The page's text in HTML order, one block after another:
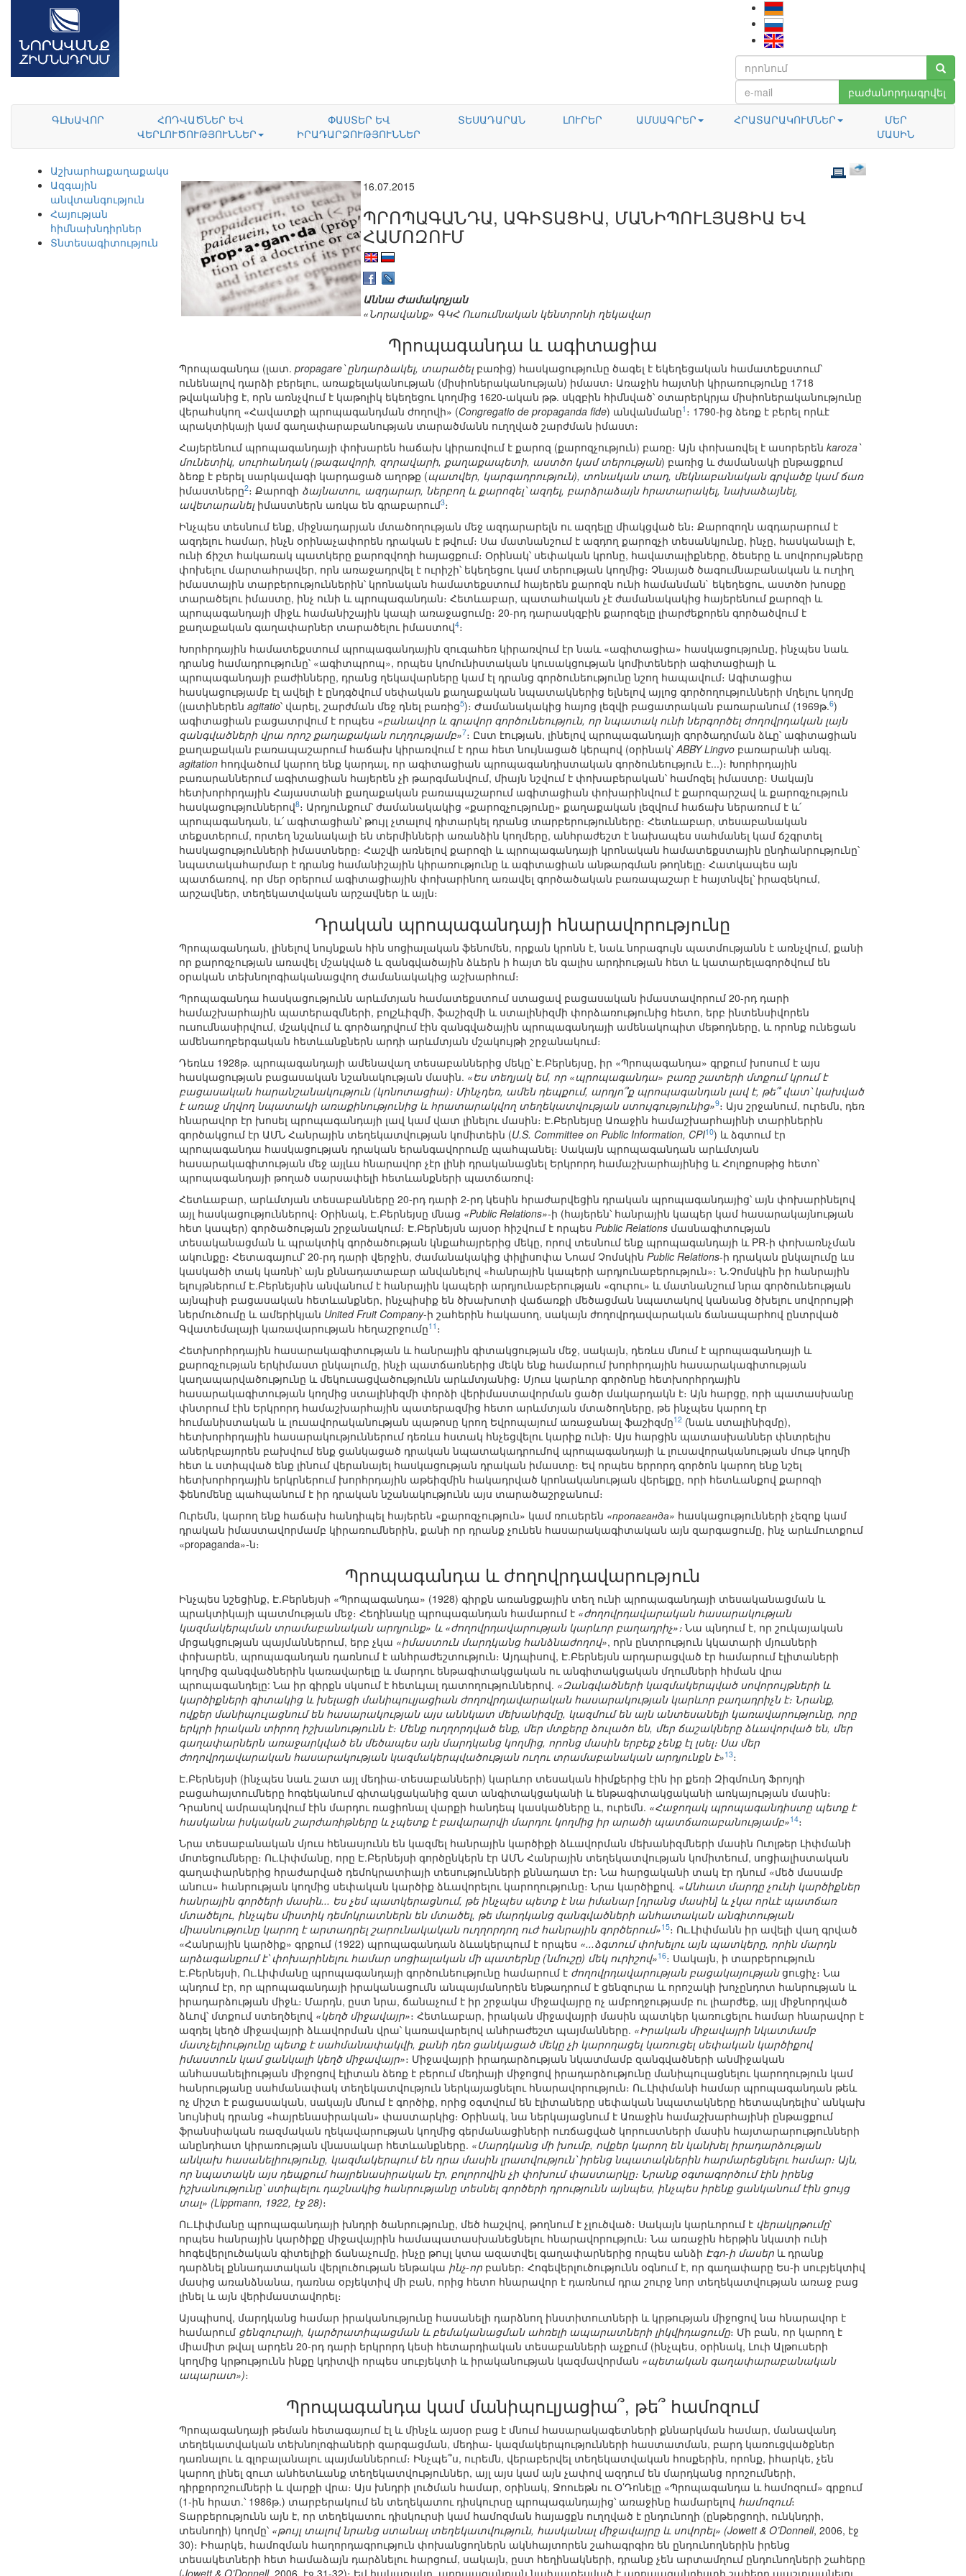
բաժանորդագրվել
ԳԼԽԱՎՈՐ
ՀՈԴՎԱԾՆԵՐ ԵՎ
ՎԵՐԼՈՒԾՈՒԹՅՈՒՆՆԵՐ
ՓԱՍՏԵՐ ԵՎ
ԻՐԱԴԱՐՁՈՒԹՅՈՒՆՆԵՐ
ՏԵՍԱԴԱՐԱՆ ԼՈՒՐԵՐ ԱՄՍԱԳՐԵՐ ՀՐԱՏԱՐԱԿՈՒՄՆԵՐ
ՄԵՐ
ՄԱՍԻՆ
Աշխարհաքաղաքականություն
Ազգային
անվտանգություն
Հայության
հիմնախնդիրներ
Տնտեսագիտություն
16.07.2015
ՊՐՈՊԱԳԱՆԴԱ, ԱԳԻՏԱՑԻԱ, ՄԱՆԻՊՈՒԼՅԱՑԻԱ ԵՎ
ՀԱՄՈԶՈՒՄ
Աննա Ժամակոչյան
«Նորավանք» ԳԿՀ Ուսումնական կենտրոնի ղեկավար
Պրոպագանդա և ագիտացիա
Պրոպագանդա (լատ. propagare՝ ընդարձակել, տարածելբառից) հասկացությունը ծագել է եկեղեցական համատեքստում՝
ունենալով դարձի բերելու, առաքելականության (միսիոներականության) իմաստ։ Առաջին հայտնի կիրառությունը 1718
թվականից է, որն առնչվում է կաթոլիկ եկեղեցու կողմից 1620-ական թթ. սկզբին հիմնված՝ օտարերկրյա միսիոներականությունը
վերահսկող «Հավատքի պրոպագանդման ժողովի» (Congregatio de propaganda fide) անվանմանը1 ։ 1790-ից ձեռք է բերել որևէ
պրակտիկայի կամ գաղափարաբանության տարածմանն ուղղված շարժման իմաստ։
Հայերենում պրոպագանդայի փոխարեն հաճախ կիրառվում է քարոզ (քարոզչություն) բառը։ Այն փոխառվել է ասորերեն karoza՝
մունետիկ, սուրհանդակ (թագավորի, զորավարի, քաղաքապետի, աստծո կամ տերության) բառից և ժամանակի ընթացքում
ձեռք է բերել սարկավագի կարդացած աղոթք (պատվեր, կարգադրություն), տոնական տաղ, մեկնաբանական գրվածք կամ ճառ
իմաստները2։ Քարոզի ձայնատու, ազդարար, ներբող և քարոզել՝ ազդել, բարձրաձայն հրատարակել, նախաձայնել,
ավետարանելիմաստներն առկա են գրաբարում3։
Ինչպես տեսնում ենք, միջնադարյան մտածողության մեջ ազդարարելն ու ազդելը միակցված են։ Քարոզողն ազդարարում է
ազդելու համար, ինչն օրինաչափորեն դրական է թվում։ Սա մատնանշում է ազդող քարոզչի տեսանկյունը, ինչը, հասկանալի է,
ունի ճիշտ հակառակ պատկերը քարոզվողի հայացքում։ Օրինակ՝ սեփական կրոնը, հավատալիքները, ծեսերը և սովորույթները
փոխելու մարտահրավեր, որն առաջադրվել է ուրիշի՝ եկեղեցու կամ տերության կողմից։ Չնայած ծագումնաբանական և ուղիղ
իմաստային տարբերություններին՝ կրոնական համատեքստում հայերեն քարոզն ունի համանման` եկեղեցու, աստծո խոսքը
տարածելու իմաստը, ինչ ունի և պրոպագանդան։ Հետևաբար, պատահական չէ ժամանակակից հայերենում քարոզի և
պրոպագանդայի միջև համանիշային կապի առաջացումը։ 20-րդ դարասկզբին քարոզելը լիարժեքորեն գործածվում է
քաղաքական գաղափարներ տարածելու իմաստով4։
Խորհրդային համատեքստում պրոպագանդային զուգահեռ կիրառվում էր նաև «ագիտացիա» հասկացությունը, ինչպես նաև
դրանց համադրությունը՝ «ագիտպրոպ», որպես կոմունիստական կուսակցության կոմիտեների ագիտացիայի և
պրոպագանդայի բաժինները, դրանց ղեկավարները կամ էլ դրանց գործունեությունը նշող հապավում։ Ագիտացիա
հասկացությամբ էլ ավելի է ընդգծվում սեփական քաղաքական նպատակներից ելնելով այլոց գործողությունների մղելու կողմը
(լատիներեն agitatio՝ վարել, շարժման մեջ դնել բառից5)։ Ժամանակակից հայոց լեզվի բացատրական բառարանում (1969թ.6)
ագիտացիան բացատրվում է որպես «բանավոր և գրավոր գործունեություն, որ նպատակ ունի ներգործել ժողովրդական լայն
զանգվածների վրա որոշ քաղաքական ուղղությամբ»7։ Ըստ էության, լինելով պրոպագանդայի գործադրման ձևը՝ ագիտացիան
քաղաքական բառապաշարում հաճախ կիրառվում է դրա հետ նույնացած կերպով (օրինակ՝ABBY Lingvo բառարանի անգլ.
agitation հոդվածում կարող ենք կարդալ, որ ագիտացիան պրոպագանդիստական գործունեություն է...)։ Խորհրդային
բառարաններում ագիտացիան հայերեն չի թարգմանվում, միայն նշվում է փոխաբերական՝ համոզել իմաստը։ Սակայն
հետխորհրդային Հայաստանի քաղաքական բառապաշարում ագիտացիան փոխարինվում է քարոզարշավ և քարոզչություն
հասկացություններով8։ Արդյունքում՝ ժամանակակից «քարոզչությունը» քաղաքական լեզվում հաճախ ներառում է և՛
պրոպագանդան, և՛ ագիտացիան՝ թույլ չտալով դիտարկել դրանց տարբերությունները։ Հետևաբար, տեսաբանական
տեքստերում, որտեղ նշանակալի են տերմինների առանձին կողմերը, անհրաժեշտ է նախապես սահմանել կամ ճշգրտել
հասկացությունների իմաստները։ Հաշվի առնելով քարոզի և պրոպագանդայի կրոնական համատեքստային ընդհանրությունը՝
նպատակահարմար է դրանց համանիշային կիրառությունը և ագիտացիան անթարգման թողնելը։ Հատկապես այն
պատճառով, որ մեր օրերում ագիտացիային փոխարինող առավել գործածական բառապաշար է հայտնվել՝ իրազեկում,
արշավներ, տեղեկատվական արշավներ և այլն։
Դրական պրոպագանդայի հնարավորությունը
Պրոպագանդան, լինելով նույնքան հին սոցիալական ֆենոմեն, որքան կրոնն է, նաև նորագույն պատմությանն է առնչվում, քանի
որ քարոզչության առավել մշակված և զանգվածային ձևերն ի հայտ են գալիս արդիության հետ և կատարելագործվում են
օրական տեխնոլոգիականացվող ժամանակակից աշխարհում։
Պրոպագանդա հասկացությունն արևմտյան համատեքստում ստացավ բացասական իմաստավորում 20-րդ դարի
համաշխարհային պատերազմների, բոլշևիզմի, ֆաշիզմի և ստալինիզմի փորձառությունից հետո, երբ ինտենսիվորեն
ուսումնասիրվում, մշակվում և գործադրվում էին զանգվածային պրոպագանդայի ամենակոպիտ մեթոդները, և որոնք ունեցան
ամենաողբերգական հետևանքներն արդի արևմտյան մշակույթի շրջանակում։
Դեռևս 1928թ. պրոպագանդայի ամենավաղ տեսաբաններից մեկը՝ Է.Բերնեյսը, իր «Պրոպագանդա» գրքում խոսում է այս
հասկացության բացասական նշանակության մասին. «Ես տեղյակ եմ, որ «պրոպագանդա» բառը շատերի մտքում կրում է
բացասական հարանշանակություն (կոնոտացիա)։ Մինչդեռ, ամեն դեպքում, արդյո՞ք պրոպագանդան լավ է, թե՞ վատ՝ կախված
է առաջ մղվող նպատակի առաքինությունից և հրատարակվող տեղեկատվության ստույգությունից»9։ Այս շրջանում, ուրեմն, դեռ
հնարավոր էր խոսել պրոպագանդայի լավ կամ վատ լինելու մասին։ Է.Բերնեյսը Առաջին համաշխարհայինի տարիներին
գործակցում էր ԱՄՆ Հանրային տեղեկատվության կոմիտեին (U.S. Committee on Public Information, CPI10) և ձգտում էր
պրոպագանդա հասկացության դրական երանգավորումը պահպանել։ Սակայն պրոպագանդան արևմտյան
հասարակագիտության մեջ այլևս հնարավոր չէր լինի դրականացնել Երկրորդ համաշխարհայինից և Հոլոքոսթից հետո՝
պրոպագանդայի թողած սարսափելի հետևանքների պատճառով։
Հետևաբար, արևմտյան տեսաբանները 20-րդ դարի 2-րդ կեսին հրաժարվեցին դրական պրոպագանդայից՝ այն փոխարինելով
այլ հասկացություններով։ Օրինակ, Է.Բերնեյսը մնաց «Public Relations»-ի (հայերեն՝ հանրային կապեր կամ հասարակայնության
հետ կապեր) գործածության շրջանակում։ Է.Բերնեյսն այսօր հիշվում է որպես Public Relations մասնագիտության
տեսականացման և պրակտիկ գործածության կնքահայրերից մեկը, որով տեսնում ենք պրոպագանդայի և PR-ի փոխառնչման
ակունքը։ Հետագայում՝ 20-րդ դարի վերջին, ժամանակակից փիլիսոփա Նոամ Չոմսկին Public Relations-ի դրական ընկալումը ևս
կասկածի տակ կառնի՝ այն քննադատաբար անվանելով «հանրային կապերի արդյունաբերություն»։ Ն.Չոմսկին իր հանրային
ելույթներում Է.Բերնեյսին անվանում է հանրային կապերի արդյունաբերության «գուրու» և մատնանշում նրա գործունեության
այնպիսի բացասական հետևանքներ, ինչպիսիք են ծխախոտի վաճառքի մեծացման նպատակով կանանց ծխելու սովորույթի
ներմուծումը և ամերիկյան United Fruit Company-ի շահերին հակասող, սակայն ժողովրդավարական ճանապարհով ընտրված
Գվատեմալայի կառավարության հեղաշրջումը11 ։
Հետխորհրդային հասարակագիտության և հանրային գիտակցության մեջ, սակայն, դեռևս մնում է պրոպագանդայի և
քարոզչության երկիմաստ ընկալումը, ինչի պատճառներից մեկն ենք համարում խորհրդային հասարակագիտության
կաղապարվածությունը և մեկուսացվածությունն արևմտյանից։ Մյուս կարևոր գործոնը հետխորհրդային
հասարակագիտության կողմից ստալինիզմի փորձի վերիմաստավորման ցածր մակարդակն է։ Այն հարցը, որի պատասխանը
փնտրում էին Երկրորդ համաշխարհային պատերազմից հետո արևմտյան մտածողները, թե ինչպես կարող էր
հումանիստական և լուսավորականության պաթոսը կրող Եվրոպայում առաջանալ ֆաշիզմը12 (նաև ստալինիզմը),
հետխորհրդային հասարակություններում դեռևս հստակ հնչեցվելու կարիք ունի։ Այս հարցին պատասխաններ փնտրելիս
աներկբայորեն բախվում ենք ցանկացած դրական նպատակադրումով պրոպագանդայի և լուսավորականության մութ կողմի
հետ և ստիպված ենք լինում վերանայել հասկացության դրական իմաստը։ Եվ որպես երրորդ գործոն կարող ենք նշել
հետխորհրդային երկրներում խորհրդային աթեիզմին հակադրված կրոնականության վերելքը, որի հետևանքով քարոզի
ֆենոմենը պահպանում է իր դրական նշանակությունն այս տարածաշրջանում։
Ուրեմն, կարող ենք հաճախ հանդիպել հայերեն «քարոզչություն» կամ ռուսերեն «пропаганда» հասկացությունների չեզոք կամ
դրական իմաստավորմամբ կիրառումներին, քանի որ դրանք չունեն հասարակագիտական այն զարգացումը, ինչ արևմուտքում
«propaganda»-ն։
Պրոպագանդա և ժողովրդավարություն
Ինչպես նշեցինք, Է.Բերնեյսի «Պրոպագանդա» (1928) գիրքն առանցքային տեղ ունի պրոպագանդայի տեսականացման և
պրակտիկայի պատմության մեջ։ Հեղինակը պրոպագանդան համարում է «ժողովրդավարական հասարակության
կազմակերպման տրամաբանական արդյունք» և «ժողովրդավարության կարևոր բաղադրիչ»։ Նա պնդում է, որ շուկայական
մրցակցության պայմաններում, երբ չկա «իմաստուն մարդկանց հանձնաժողով», որն ընտրություն կկատարի մյուսների
փոխարեն, պրոպագանդան դառնում է անհրաժեշտություն։ Այդպիսով, Է.Բերնեյսն արդարացված էր համարում էլիտաների
կողմից զանգվածներին կառավարելը և մարդու ենթագիտակցական ու անգիտակցական մղումների հիման վրա
պրոպագանդելը: Նա իր գիրքն սկսում է հետևյալ դատողություններով. «Զանգվածների կազմակերպված սովորույթների և
կարծիքների գիտակից և խելացի մանիպուլյացիան ժողովրդավարական հասարակության կարևոր բաղադրիչն է։ Նրանք,
ովքեր մանիպուլացնում են հասարակության այս աննկատ մեխանիզմը, կազմում են այն անտեսանելի կառավարությունը, որը
երկրի իրական տիրող իշխանությունն է։ Մենք ուղղորդված ենք, մեր մտքերը ձուլածո են, մեր ճաշակները ձևավորված են, մեր
գաղափարներն առաջարկված են մեծապես այն մարդկանց կողմից, որոնց մասին երբեք չենք էլ լսել։ Սա մեր
ժողովրդավարական հասարակության կազմակերպվածության ուղու տրամաբանական արդյունքն է»13։
Է.Բերնեյսի (ինչպես նաև շատ այլ մեդիա-տեսաբանների) կարևոր տեսական հիմքերից էին իր քեռի Զիգմունդ Ֆրոյդի
բացահայտումները հոգեկանում գիտակցականից զատ անգիտակցականի և ենթագիտակցականի առկայության մասին։
Դրանով ամրապնդվում էին մարդու ռացիոնալ վարքի հանդեպ կասկածները և, ուրեմն. «Հաջողակ պրոպագանդիստը պետք է
հասկանա իսկական շարժառիթները և չպետք է բավարարվի մարդու կողմից իր արածի պատճառաբանությամբ»14։
Նրա տեսաբանական մյուս հենասյունն են կազմել հանրային կարծիքի ձևավորման մեխանիզմների մասին Ուոլթեր Լիփմանի
մոտեցումները։ Ու.Լիփմանը, որը Է.Բերնեյսի գործընկերն էր ԱՄՆ Հանրային տեղեկատվության կոմիտեում, սոցիալիստական
գաղափարներից հրաժարված դեմոկրատիայի տեսությունների քննադատ էր։ Նա հարցականի տակ էր դնում «մեծ մասամբ
անուս» հանրության կողմից սեփական կարծիք ձևավորելու կարողությունը։ Նրա կարծիքով. «Անհատ մարդը չունի կարծիքներ
հանրային գործերի մասին... Ես չեմ պատկերացնում, թե ինչպես պետք է նա իմանար [դրանց մասին] և չկա որևէ պատճառ
մտածելու, ինչպես միստիկ դեմոկրատներն են մտածել, թե մարդկանց զանգվածների անհատական անգիտության
միասնությունը կարող է արտադրել շարունակական ուղղորդող ուժ հանրային գործերում»15։ Ու.Լիփմանն իր ավելի վաղ գրված
«Հանրային կարծիք» գրքում (1922) պրոպագանդան ձևակերպում է որպես «...ձգտում փոխելու այն պատկերը, որին մարդն
արձագանքում է՝ փոխարինելու համար սոցիալական մի պատերնը (նմուշը) մեկ ուրիշով»16։ Սակայն, ի տարբերություն
Է.Բերնեյսի, Ու.Լիփմանը պրոպագանդայի գործունեությունը համարում է ժողովրդավարության բացակայությանցուցիչ։ Նա
պնդում էր, որ պրոպագանդայի իրականացումն անպայմանորեն ենթադրում է ցենզուրա և որոշակի խոչընդոտ հանրության և
իրադարձության միջև։ Մարդն, ըստ նրա, ճանաչում է իր շրջակա միջավայրը ոչ ամբողջությամբ ու լիարժեք, այլ միջնորդված
ձևով՝ մտքում ստեղծելով «կեղծ միջավայր»։ Հետևաբար, իրական միջավայրի մասին պատկեր կառուցելու համար հնարավոր է
ազդել կեղծ միջավայրի ձևավորման վրա՝ կառավարելով անհրաժեշտ պայմանները. «Իրական միջավայրի նկատմամբ
մատչելիությունը պետք է սահմանափակվի, քանի դեռ ցանկացած մեկը չի կարողացել կառուցել սեփական կարծիքով
իմաստուն կամ ցանկալի կեղծ միջավայր»։ Միջավայրի իրադարձության նկատմամբ զանգվածների անմիջական
անհասանելիության միջոցով էլիտան ձեռք է բերում մեդիայի միջոցով իրադարձությունը մանիպուլացնելու կարողություն կամ
հանրությանը սահմանափակ տեղեկատվություն ներկայացնելու հնարավորություն։ Ու.Լիփմանի համար պրոպագանդան թեև
ոչ միշտ է բացասական, սակայն մնում է գործիք, որից օգտվում են էլիտաները սեփական նպատակները հետապնդելիս՝ անկախ
նույնիսկ դրանց «հայրենասիրական» փաստարկից։ Օրինակ, նա ներկայացնում է Առաջին համաշխարհայինի ընթացքում
ֆրանսիական ռազմական ղեկավարության կողմից գերմանացիների ուռճացված կորուստների մասին հայտարարությունների
անընդհատ կիրառության վնասակար հետևանքները. «Մարդկանց մի խումբ, ովքեր կարող են կանխել իրադարձության
անկախ հասանելիությունը, կազմակերպում են դրա մասին լրատվություն՝ իրենց նպատակներին հարմարեցնելու համար։ Այն,
որ նպատակն այս դեպքում հայրենասիրական էր, բոլորովին չի փոխում փաստարկը։ Նրանք օգտագործում էին իրենց
իշխանությունը՝ ստիպելու դաշնակից հանրությանը տեսնել գործերի դրությունն այնպես, ինչպես իրենք ցանկանում էին ցույց
տալ» (Lippmann, 1922, էջ 28)։
Ու.Լիփմանը պրոպագանդայի խնդրի ծանրությունը, մեծ հաշվով, թողնում է չլուծված։ Սակայն կարևորում է վերակրթումը՝
որպես հանրային կարծիքը միջավայրին համապատասխանեցնելու հնարավորություն։ Նա առաջին հերթին նկատի ունի
հոգեվերլուծական գիտելիքի ճանաչումը, ինչը թույլ կտա ազատվել գաղափարներից որպես անձի Էգո-ի մասեր և դրանք
դարձնել քննադատական վերլուծության ենթակա ինչ-որ բաներ։ Հոգեվերլուծությունն օգնում է, որ գաղափարը Ես-ի սուբյեկտիվ
մասից առանձնանա, դառնա օբյեկտիվ մի բան, որից հետո հնարավոր է դառնում դրա շուրջ նոր տեղեկատվության առաջ բաց
լինել և այն վերիմաստավորել։
Այսպիսով, մարդկանց համար իրականությունը հասանելի դարձնող ինստիտուտների և կրթության միջոցով նա հնարավոր է
համարում ցենզուրայի, կարծրատիպացման և բեմականացման ահռելի ապարատների լիկվիդացումը։ Մի բան, որ կարող է
միամիտ թվալ արդեն 20-րդ դարի երկրորդ կեսի հետարդիական տեսաբանների աչքում (ինչպես, օրինակ, Լուի Ալթուսերի
կողմից կրթությունն ինքը կդիտվի որպես սուբյեկտի և իրականության կազմավորման «պետական գաղափարաբանական
ապարատ»)։
Պրոպագանդա կամ մանիպուլյացիա՞, թե՞ համոզում
Պրոպագանդայի թեման հետագայում էլ և մինչև այսօր բաց է մնում հասարակագետների քննարկման համար, մանավանդ
տեղեկատվական տեխնոլոգիաների զարգացման, մեդիա- կազմակերպությունների հաստատման, բարդ կառուցվածքներ
դառնալու և գլոբալանալու պայմաններում։ Ինչպե՞ս, ուրեմն, վերաբերվել տեղեկատվական հոսքերին, որոնք, իհարկե, չեն
կարող լինել զուտ անհետևանք տեղեկատվություններ, այլ այս կամ այն չափով ազդում են մարդկանց որոշումների,
դիրքորոշումների և վարքի վրա։ Այս խնդրի լուծման համար, օրինակ, Ջոուեթն ու Օ’Դոնելը «Պրոպագանդա և համոզում» գրքում
(1-ին հրատ.՝ 1986թ.) տարբերակում են տեղեկատու դիսկուրսը պրոպագանդայից՝ առաջինը համարելով համոզում։
Տարբերությունն այն է, որ տեղեկատու դիսկուրսի կամ համոզման հայացքն ուղղված է ընդունողի (ընթերցողի, ունկնդրի,
տեսնողի) կողմը՝ «թույլ տալով նրանց ստանալ տեղեկատվություն, հասկանալ միջավայրը և սովորել» (Jowett & O’Donnell, 2006, էջ
30)։ Իհարկե, համոզման հաղորդագրություն փոխանցողներն ակնհայտորեն շահագրգիռ են ընդունողներին իրենց
տեսակետների հետ համաձայն դարձնելու հարցում, սակայն, ըստ հեղինակների, դրանք չեն արտամղում ընդունողների շահերը